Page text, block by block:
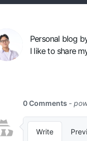
Personal blog
I like to share